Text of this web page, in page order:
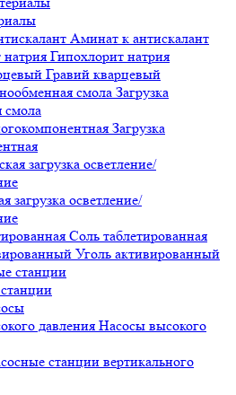
Аминат к антискалант
Гипохлорит натрия
Гравий кварцевый
Загрузка
смола
Загрузка
загрузка осветление/
Соль таблетированная
Уголь активированный
Насосы высокого